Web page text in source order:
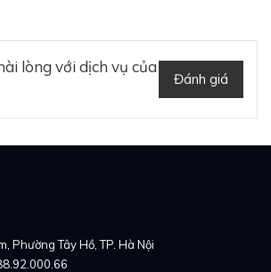
lòng với dịch vụ của
Đánh giá
Phường Tây Hồ, TP. Hà Nội